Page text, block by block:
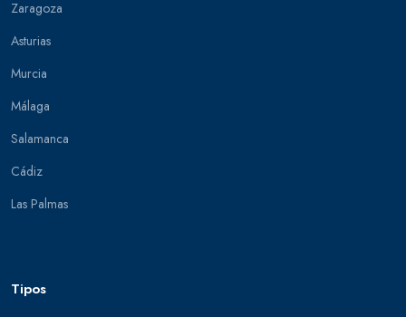
Zaragoza
Asturias
Murcia
Málaga
Salamanca
Cádiz
Las Palmas
Tipos